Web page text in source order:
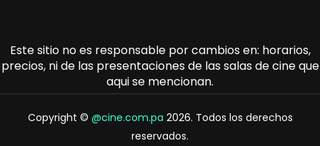
Este sitio no es responsable por cambios en: horarios,
precios, ni de las presentaciones de las salas de cine que
aqui se mencionan.
Copyright © @cine.com.pa 2026. Todos los derechos
reservados.